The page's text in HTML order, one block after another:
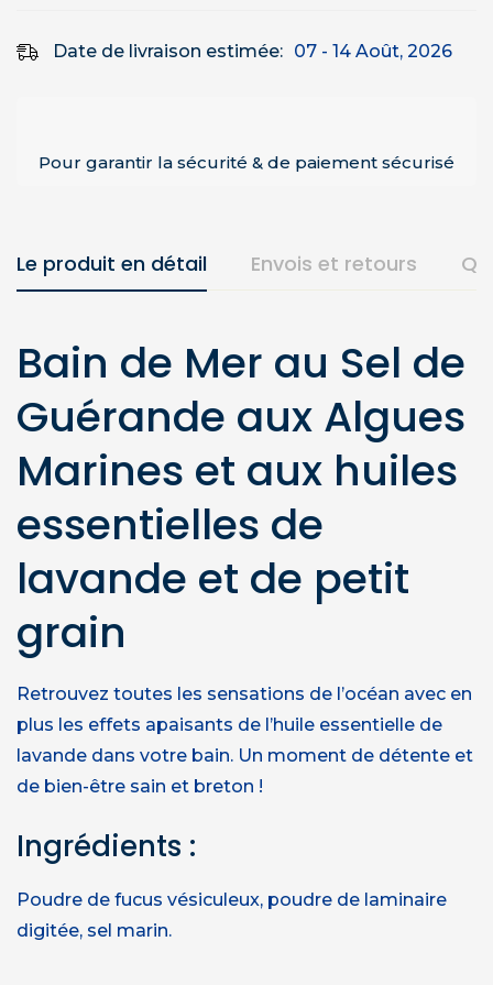
Date de livraison estimée: 07 - 14 Août, 2026
Pour garantir la sécurité & de paiement sécurisé
Le produit en détail Envois et retours
Bain de Mer au Sel de
Guérande aux Algues
Marines et aux huiles
essentielles de
lavande et de petit
grain
Retrouvez toutes les sensations de l’océan avec en
plus les effets apaisants de l’huile essentielle de
lavande dans votre bain. Un moment de détente et
de bien-être sain et breton !
Ingrédients :
Poudre de fucus vésiculeux, poudre de laminaire
digitée, sel marin.